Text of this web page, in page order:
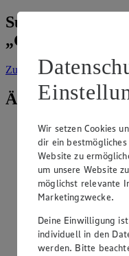
Suche weitere
„Getränke“
Zur Suchevorgefiltert nach
Ähnliche Inhalte
Was sagt die
Kategorie:Getränke
Die Farbe des Weins
Reife, Rebsorte
Farbtons, der
Angaben
zu gewährleisten,
Wir setzen Cookies
dir ein
Website zu
um unsere Website
möglichst relevante
Marketingzwecke.
Deine Einwilligung
individuell in den
werden. Bitte